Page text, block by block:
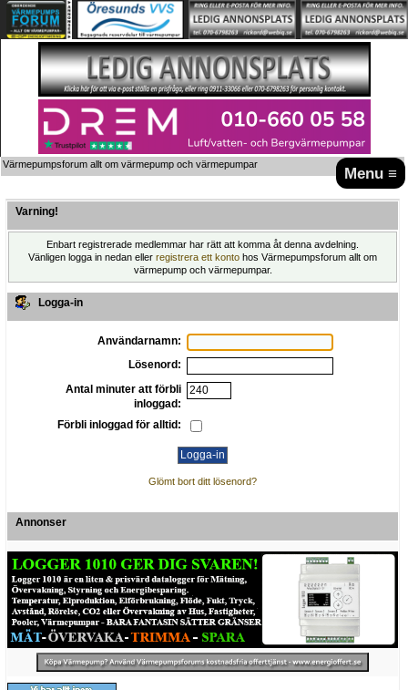
Menu ≡
Värmepumpsforum allt om värmepump och värmepumpar
Varning!
Enbart registrerade medlemmar har rätt att komma åt denna avdelning.
Vänligen logga in nedan eller registrera ett konto hos Värmepumpsforum allt om
värmepump och värmepumpar.
Logga-in
Användarnamn:
Lösenord:
Antal minuter att förbli
inloggad:
Förbli inloggad för alltid:
Glömt bort ditt lösenord?
Annonser